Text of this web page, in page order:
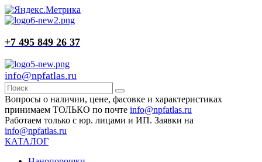
+7 495 849 26 37
info@npfatlas.ru
Вопросы о наличии, цене, фасовке и характеристиках
принимаем ТОЛЬКО по почте info@npfatlas.ru
Работаем только с юр. лицами и ИП. Заявки на
info@npfatlas.ru
КАТАЛОГ